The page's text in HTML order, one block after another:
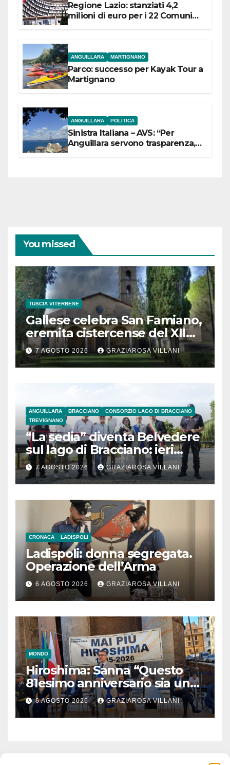
Regione Lazio: stanziati 4,2
milioni di euro per i 22 Comuni
ANGUILLARA MARTIGNANO
Parco: successo per Kayak Tour a
Martignano
ANGUILLARA POLITICA
Sinistra Italiana – AVS: “Per
Anguillara servono trasparenza,
You missed
TUSCIA VITERBESE
Gallese celebra San Famiano,
eremita cistercense del XII
secolo
7 AGOSTO 2026 GRAZIAROSA VILLANI
ANGUILLARA BRACCIANO
CONSORZIO LAGO DI BRACCIANO
TREVIGNANO
“La sedia” diventa Belvedere
sul lago di Bracciano: ieri
l’inaugurazione
7 AGOSTO 2026 GRAZIAROSA VILLANI
CRONACA LADISPOLI
Ladispoli: donna segregata.
Operazione dell’Arma
6 AGOSTO 2026 GRAZIAROSA VILLANI
MONDO
Hiroshima: Sanna “Questo
81esimo anniversario sia un
monito per tutti”
6 AGOSTO 2026 GRAZIAROSA VILLANI